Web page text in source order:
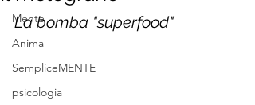
Mente
Anima
SempliceMENTE
psicologia
La bomba "superfood"